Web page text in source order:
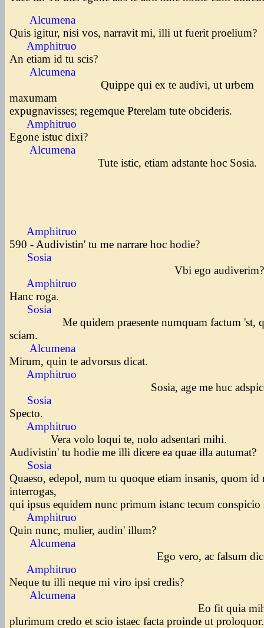
Alcumena
Quis igitur, nisi vos, narravit mi, illi ut fuerit proelium?
Amphitruo
An etiam id tu scis?
Alcumena
Quippe qui ex te audivi, ut urbem
maxumam
expugnavisses; regemque Pterelam tute obcideris.
Amphitruo
Egone istuc dixi?
Alcumena
Tute istic, etiam adstante hoc Sosia.
Amphitruo
590 - Audivistin' tu me narrare hoc hodie?
Sosia
Vbi ego
Amphitruo
Hanc roga.
Sosia
Me quidem praesente numquam factum 'st,
sciam.
Alcumena
Mirum, quin te advorsus dicat.
Amphitruo
Sosia, age me huc
Sosia
Specto.
Amphitruo
Vera volo loqui te, nolo adsentari mihi.
Audivistin' tu hodie me illi dicere ea quae illa autumat?
Sosia
Quaeso, edepol, num tu quoque etiam insanis, quom id
interrogas,
qui ipsus equidem nunc primum istanc tecum
Amphitruo
Quin nunc, mulier, audin' illum?
Alcumena
Ego vero, ac falsum
Amphitruo
Neque tu illi neque mi viro ipsi credis?
Alcumena
Eo fit quia
plurimum credo et scio istaec facta proinde ut